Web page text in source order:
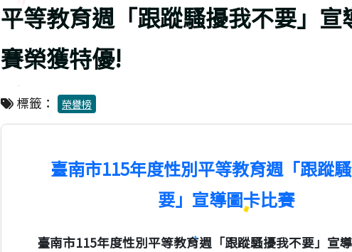
平等教育週「跟蹤騷擾我不要」宣
賽榮獲特優!
標籤： 榮譽榜
臺南市115年度性別平等教育週「跟蹤
要」宣導圖卡比賽
臺南市115年度性別平等教育週「跟蹤騷擾我不要」宣